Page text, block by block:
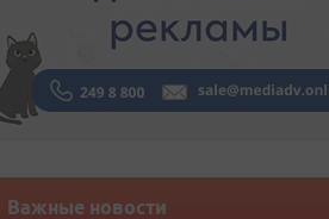
Важные новости